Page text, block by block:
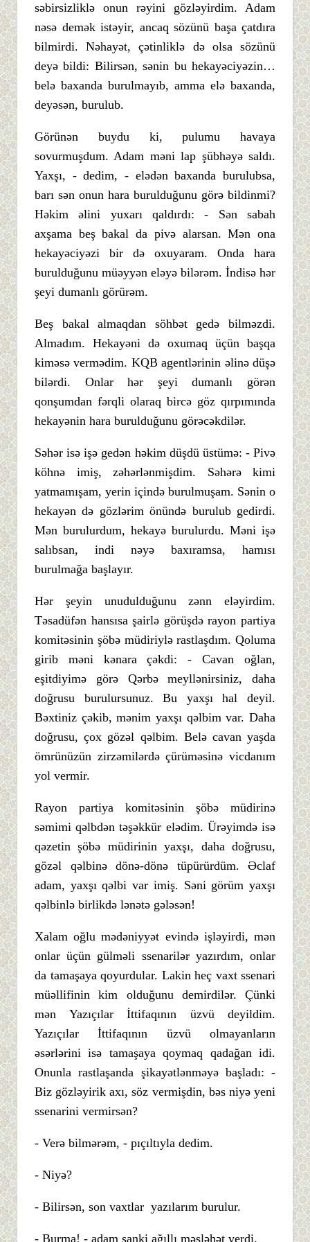
səbirsizliklə onun rəyini gözləyirdim. Adam
nəsə demək istəyir, ancaq sözünü başa çatdıra
bilmirdi. Nəhayət, çətinliklə də olsa sözünü
deyə bildi: Bilirsən, sənin bu hekayəciyəzin…
belə baxanda burulmayıb, amma elə baxanda,
deyəsən, burulub.
Görünən buydu ki, pulumu havaya
sovurmuşdum. Adam məni lap şübhəyə saldı.
Yaxşı, - dedim, - elədən baxanda burulubsa,
barı sən onun hara burulduğunu görə bildinmi?
Həkim əlini yuxarı qaldırdı: - Sən sabah
axşama beş bakal da pivə alarsan. Mən ona
hekayəciyəzi bir də oxuyaram. Onda hara
burulduğunu müəyyən eləyə bilərəm. İndisə hər
şeyi dumanlı görürəm.
Beş bakal almaqdan söhbət gedə bilməzdi.
Almadım. Hekayəni də oxumaq üçün başqa
kiməsə vermədim. KQB agentlərinin əlinə düşə
bilərdi. Onlar hər şeyi dumanlı görən
qonşumdan fərqli olaraq bircə göz qırpımında
hekayənin hara burulduğunu görəcəkdilər.
Səhər isə işə gedən həkim düşdü üstümə: - Pivə
köhnə imiş, zəhərlənmişdim. Səhərə kimi
yatmamışam, yerin içində burulmuşam. Sənin o
hekayən də gözlərim önündə burulub gedirdi.
Mən burulurdum, hekayə burulurdu. Məni işə
salıbsan, indi nəyə baxıramsa, hamısı
burulmağa başlayır.
Hər şeyin unudulduğunu zənn eləyirdim.
Təsadüfən hansısa şairlə görüşdə rayon partiya
komitəsinin şöbə müdiriylə rastlaşdım. Qoluma
girib məni kənara çəkdi: - Cavan oğlan,
eşitdiyimə görə Qərbə meyllənirsiniz, daha
doğrusu burulursunuz. Bu yaxşı hal deyil.
Bəxtiniz çəkib, mənim yaxşı qəlbim var. Daha
doğrusu, çox gözəl qəlbim. Belə cavan yaşda
ömrünüzün zirzəmilərdə çürüməsinə vicdanım
yol vermir.
Rayon partiya komitəsinin şöbə müdirinə
səmimi qəlbdən təşəkkür elədim. Ürəyimdə isə
qəzetin şöbə müdirinin yaxşı, daha doğrusu,
gözəl qəlbinə dönə-dönə tüpürürdüm. Əclaf
adam, yaxşı qəlbi var imiş. Səni görüm yaxşı
qəlbinlə birlikdə lənətə gələsən!
Xalam oğlu mədəniyyət evində işləyirdi, mən
onlar üçün gülməli ssenarilər yazırdım, onlar
da tamaşaya qoyurdular. Lakin heç vaxt ssenari
müəllifinin kim olduğunu demirdilər. Çünki
mən Yazıçılar İttifaqının üzvü deyildim.
Yazıçılar İttifaqının üzvü olmayanların
əsərlərini isə tamaşaya qoymaq qadağan idi.
Onunla rastlaşanda şikayətlənməyə başladı: -
Biz gözləyirik axı, söz vermişdin, bəs niyə yeni
ssenarini vermirsən?
- Verə bilmərəm, - pıçıltıyla dedim.
- Niyə?
- Bilirsən, son vaxtlar yazılarım burulur.
- Burma! - adam sanki ağıllı məsləhət verdi.